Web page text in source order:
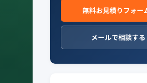
無料お見積りフォー
メールで相談する